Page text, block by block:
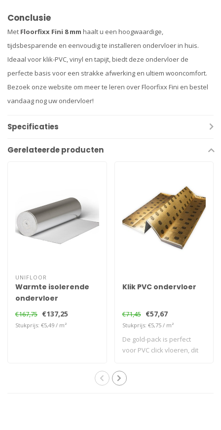
Conclusie
Met Floorfixx Fini 8 mm haalt u een hoogwaardige,
tijdsbesparende en eenvoudig te installeren ondervloer in huis.
Ideaal voor klik-PVC, vinyl en tapijt, biedt deze ondervloer de
perfecte basis voor een strakke afwerking en ultiem wooncomfort.
Bezoek onze website om meer te leren over Floorfixx Fini en bestel
vandaag nog uw ondervloer!
Specificaties
Gerelateerde producten
UNIFLOOR
Warmte isolerende
ondervloer
€167,75 €137,25
Stukprijs: €5,49 / m²
Klik PVC ondervloer
€71,45 €57,67
Stukprijs: €5,75 / m²
De gold-pack is perfect
voor PVC click vloeren, dit